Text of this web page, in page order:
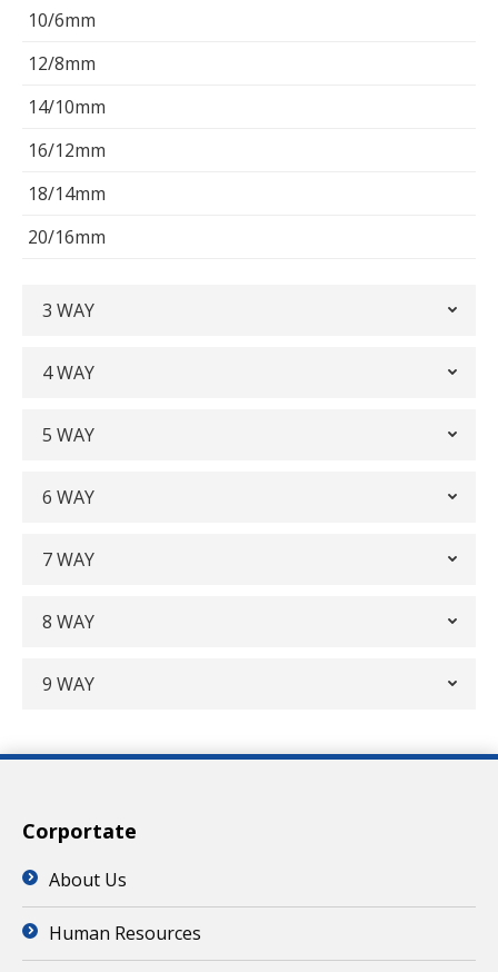
10/6mm
12/8mm
14/10mm
16/12mm
18/14mm
20/16mm
3 WAY
4 WAY
5 WAY
6 WAY
7 WAY
8 WAY
9 WAY
Corportate
About Us
Human Resources